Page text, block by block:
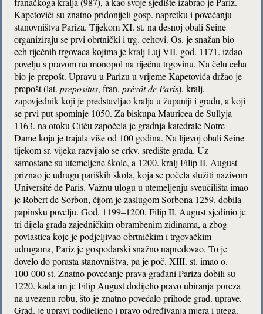
Kapetovići su znatno pridonijeli gosp. napretku i povećanju
stanovništva Pariza. Tijekom XI. st. na desnoj obali Seine
organiziraju se prvi obrtnički i trg. cehovi. Os. je snažan bio
ceh riječnih trgovaca kojima je kralj Luj VII. god. 1171. izdao
povelju s pravom na monopol na riječnu trgovinu. Na čelu ceha
bio je prepošt. Upravu u Parizu u vrijeme Kapetovića držao je
prepošt (lat.prepositus, fran.prévôt de Paris), kralj.
zapovjednik koji je predstavljao kralja u županiji i gradu, a koji
se prvi put spominje 1050. Za biskupa Mauricea de Sullyja
1163. na otoku Citéu započela je gradnja katedrale Notre-
Dame koja je trajala više od 100 godina. Na lijevoj obali Seine
tijekom sr. vijeka razvijalo se crkv. središte grada. Uz
samostane su utemeljene škole, a 1200. kralj Filip II. August
priznao je udrugu pariških škola, koja se počela služiti nazivom
Université de Paris. Važnu ulogu u utemeljenju sveučilišta imao
je Robert de Sorbon, čijom je zaslugom Sorbona 1259. dobila
papinsku povelju. God. 1199–1200. Filip II. August sjedinio je
tri dijela grada zajedničkim obrambenim zidinama, a zbog
povlastica koje je podjeljivao obrtničkim i trgovačkim
udrugama, Pariz je gospodarski snažno napredovao. To je
dovelo do porasta stanovništva, pa je poč. XIII. st. imao o.
100 000 st. Znatno povećanje prava građani Pariza dobili su
1220. kada im je Filip August dodijelio pravo ubiranja poreza
na uvezenu robu, što je znatno povećalo prihode grad. uprave.
Grad. je upravi podijeljeno i pravo određivanja mjera i utega.